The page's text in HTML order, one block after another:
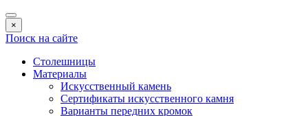
×
Поиск на сайте
Столешницы
Материалы
Искусственный камень
Сертификаты искусственного камня
Варианты передних кромок